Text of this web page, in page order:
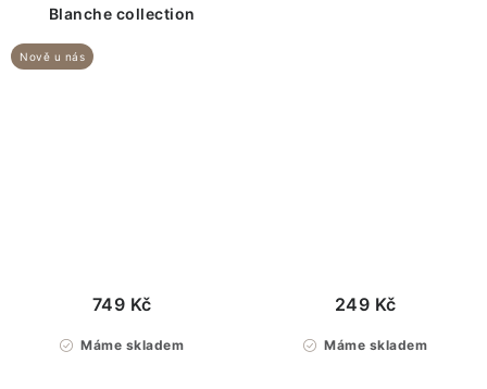
Blanche collection
Nově u nás
Máme skladem
749 Kč
Máme skladem
249 Kč